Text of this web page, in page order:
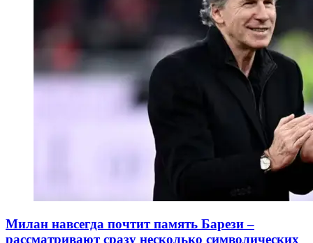
Милан навсегда почтит память Барези –
рассматривают сразу несколько символических